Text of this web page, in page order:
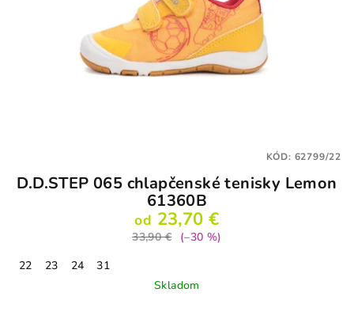
D.D.STEP 065 chlapčenské tenisky Lemon
61360B
od 23,70 €
33,90 €
(–30 %)
22
23 24
31
Skladom
KÓD: 62799/22